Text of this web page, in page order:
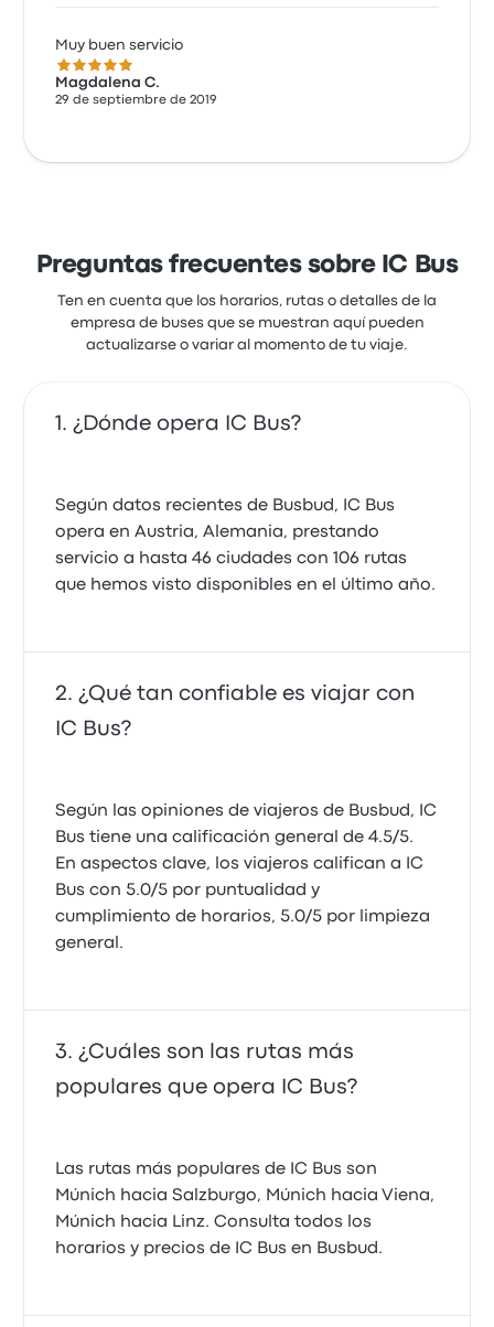
Muy buen servicio
5.0 de 5 estrellas
Magdalena C.
29 de septiembre de 2019
Preguntas frecuentes sobre IC Bus
Ten en cuenta que los horarios, rutas o detalles de la
empresa de buses que se muestran aquí pueden
actualizarse o variar al momento de tu viaje.
¿Dónde opera IC Bus?
Según datos recientes de Busbud, IC Bus
opera en Austria, Alemania, prestando
servicio a hasta 46 ciudades con 106 rutas
que hemos visto disponibles en el último año.
¿Qué tan confiable es viajar con
IC Bus?
Según las opiniones de viajeros de Busbud, IC
Bus tiene una calificación general de 4.5/5.
En aspectos clave, los viajeros califican a IC
Bus con 5.0/5 por puntualidad y
cumplimiento de horarios, 5.0/5 por limpieza
general.
¿Cuáles son las rutas más
populares que opera IC Bus?
Las rutas más populares de IC Bus son
Múnich hacia Salzburgo, Múnich hacia Viena,
Múnich hacia Linz. Consulta todos los
horarios y precios de IC Bus en Busbud.